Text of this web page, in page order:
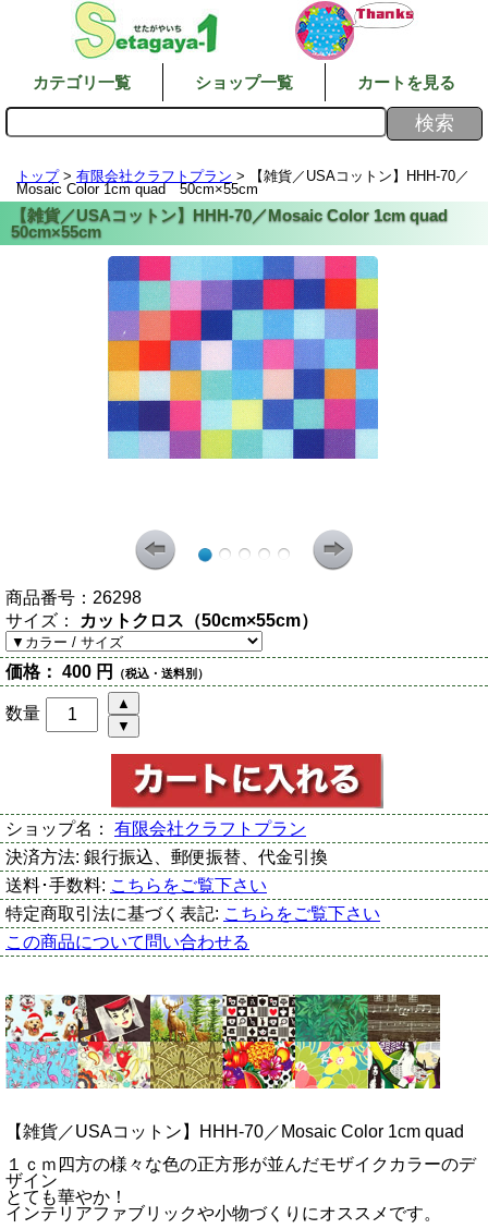
カテゴリ一覧 ショップ一覧 カートを見る
トップ> 有限会社クラフトプラン > 【雑貨／USAコットン】HHH-70／
Mosaic Color 1cm quad 50cm×55cm
商品番号： 26298
サイズ： カットクロス（50cm×55cm）
価格： 400 円 （税込・送料別）
数量
ショップ名： 有限会社クラフトプラン
決済方法: 銀行振込、郵便振替、代金引換
送料･手数料: こちらをご覧下さい
特定商取引法に基づく表記: こちらをご覧下さい
この商品について問い合わせる
【雑貨／USAコットン】HHH-70／Mosaic Color 1cm quad
１ｃｍ四方の様々な色の正方形が並んだモザイクカラーのデ
ザイン
とても華やか！
インテリアファブリックや小物づくりにオススメです。